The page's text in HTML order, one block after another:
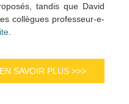
tandis que David
collègues professeur-e-
EN SAVOIR PLUS >>>